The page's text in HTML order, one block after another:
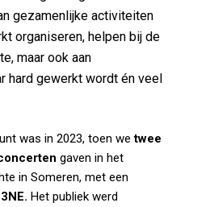
gezamenlijke activiteiten
organiseren, helpen bij de
maar ook aan
hard gewerkt wordt én veel
was in 2023, toen wetwee
gaven in het
in Someren, met een
Het publiek werd